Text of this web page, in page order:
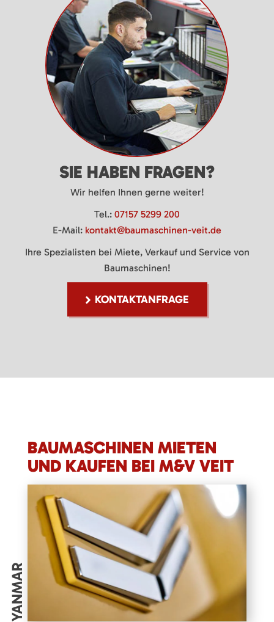
SIE HABEN FRAGEN?
Wir helfen Ihnen gerne weiter!
Tel.: 07157 5299 200
E-Mail: kontakt@baumaschinen-veit.de
Ihre Spezialisten bei Miete, Verkauf und Service von
Baumaschinen!
KONTAKTANFRAGE
BAUMASCHINEN MIETEN
UND KAUFEN BEI M&V VEIT
YANMAR